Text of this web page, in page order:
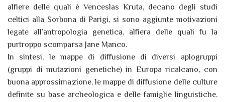
alfiere delle quali è Venceslas Kruta, decano degli studi
celtici alla Sorbona di Parigi, si sono aggiunte motivazioni
legate all’antropologia genetica, alfiera delle quali fu la
purtroppo scomparsa Jane Manco.
In sintesi, le mappe di diffusione di diversi aplogruppi
(gruppi di mutazioni genetiche) in Europa ricalcano, con
buona approssimazione, le mappe di diffusione delle culture
definite su base archeologica e delle famiglie linguistiche.